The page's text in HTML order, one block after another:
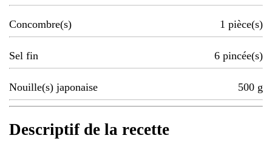
Concombre(s) 1 pièce(s)
Sel fin 6 pincée(s)
Nouille(s) japonaise 500 g
Descriptif de la recette